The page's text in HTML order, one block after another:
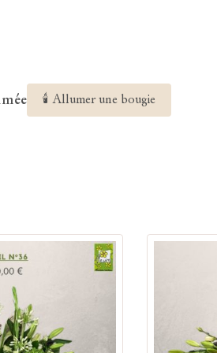
🕯 Allumer une bougie